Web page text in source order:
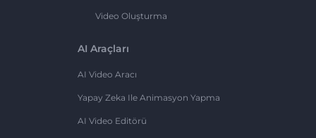
Video Oluşturma
AI Araçları
AI Video Aracı
Yapay Zeka Ile Animasyon Yapma
AI Video Editörü